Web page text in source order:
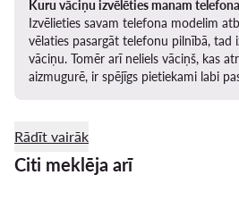
Kuru vāciņu izvēlēties manam
Izvēlieties savam telefona modelim
vēlaties pasargāt telefonu pilnībā, tad
vāciņu. Tomēr arī neliels vāciņš, kas
aizmugurē, ir spējīgs pietiekami labi
Rādīt vairāk
Citi meklēja arī